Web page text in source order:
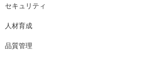
セキュリティ
人材育成
品質管理